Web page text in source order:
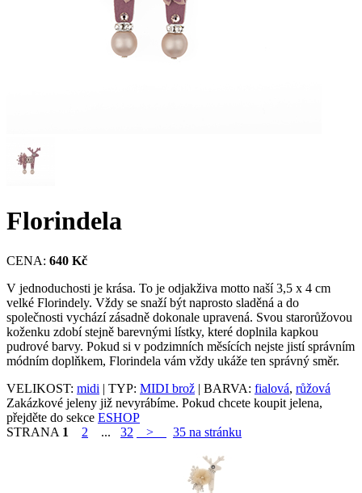
Florindela
CENA: 640 Kč
V jednoduchosti je krása. To je odjakživa motto naší 3,5 x 4 cm
velké Florindely. Vždy se snaží být naprosto sladěná a do
společnosti vychází zásadně dokonale upravená. Svou starorůžovou
koženku zdobí stejně barevnými lístky, které doplnila kapkou
pudrové barvy. Pokud si v podzimních měsících nejste jistí správním
módním doplňkem, Florindela vám vždy ukáže ten správný směr.
VELIKOST: midi | TYP: MIDI brož | BARVA: fialová, růžová
Zakázkové jeleny již nevyrábíme. Pokud chcete koupit jelena,
přejděte do sekce ESHOP
STRANA 1 2 ... 32 > 35 na stránku